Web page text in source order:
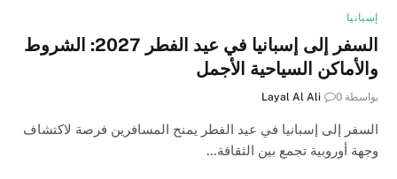
إسبانيا
السفر إلى إسبانيا في عيد الفطر 2027: الشروط
والأماكن السياحية الأجمل
بواسطة Layal Al Ali 0
السفر إلى إسبانيا في عيد الفطر يمنح المسافرين فرصة لاكتشاف
وجهة أوروبية تجمع بين الثقافة…